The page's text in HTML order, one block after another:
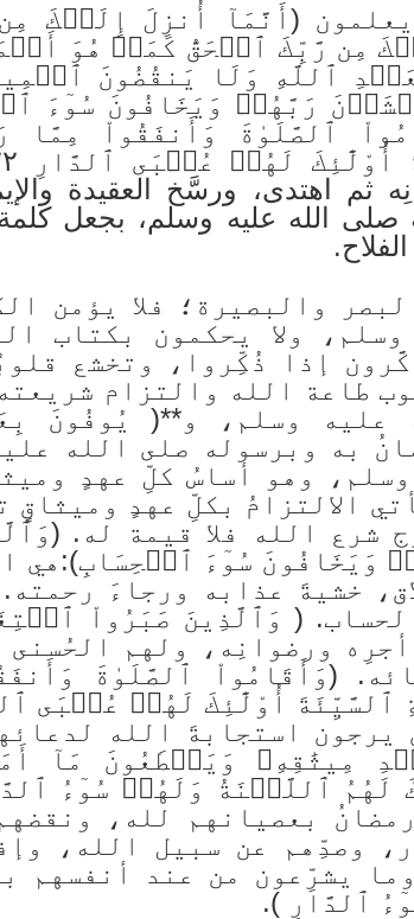
(أَنَّمَآ أُنزِلَ إِلَيۡكَ
مِن رَّبِّكَ ٱلۡحَقُّ كَمَنۡ هُوَ
ٱلصَّلَوٰةَ وَأَنفَقُواْ مِمَّا
ثم اهتدى، ورسَّخ العقيدة
صلى الله عليه وسلم، بجعل كلمة
والبصيرة؛ فلا يؤمن
ولا يحكمون بكتاب
إذا ذُكِّروا، وتخشع
طاعة الله والتزام
عليه وسلم، و**( يُوفُونَ
به وبرسوله صلى الله
وهو أساسُ كلِّ عهدٍ
الالتزامُ بكلِّ عهدٍ وميثاقٍ
شرع الله فلا قيمة له.
سُوٓءَ ٱلۡحِسَابِ):هي
خشيةَ عذابه ورجاءَ
( وَٱلَّذِينَ صَبَرُواْ
ورضوانِه، ولهم الحُسنى
(وَأَقَامُواْ ٱلصَّلَوٰةَ
أُوْلَٰٓئِكَ لَهُمۡ عُقۡبَى
يرجون استجابةَ الله
مِيثَٰقِهِۦ وَيَقۡطَعُونَ مَآ
بعصيانهم لله،
وصدِّهم عن سبيل الله،
يشرِّعون من عند أنفسهم
ٱلدَّارِ ).